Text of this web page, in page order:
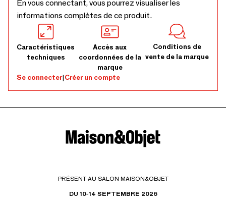
En vous connectant, vous pourrez visualiser les
informations complètes de ce produit.
Caractéristiques
techniques
Accès aux
coordonnées de la
marque
Conditions de
vente de la marque
Se connecter|Créer un compte
PRÉSENT AU SALON MAISON&OBJET
DU 10-14 SEPTEMBRE 2026